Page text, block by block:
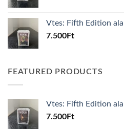
Vtes: Fifth Edition
7.500Ft
FEATURED PRODUCTS
Vtes: Fifth Edition
7.500Ft